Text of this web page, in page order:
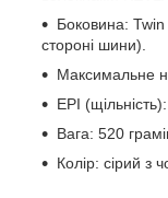
Боковина: Twin
стороні шини).
Максимальне
EPI
Вага: 520
Колір: сірий з